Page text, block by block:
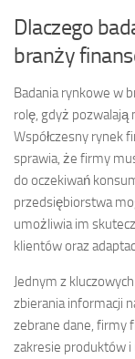
Dlaczego
branży
Badania rynkowe w
rolę, gdyż
Współczesny rynek
sprawia, że firmy
do oczekiwań
przedsiębiorstwa
umożliwia im
klientów oraz
Jednym z
zbierania informacji
zebrane dane, firmy
zakresie produktów i